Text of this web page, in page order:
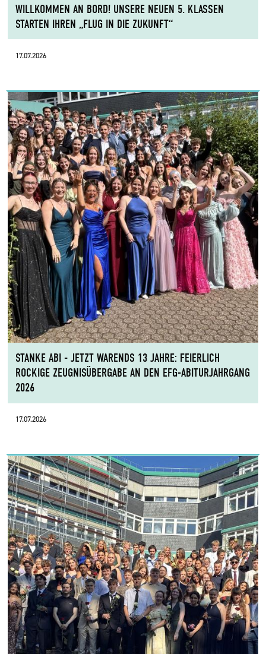
WILLKOMMEN AN BORD! UNSERE NEUEN 5. KLASSEN
STARTEN IHREN „FLUG IN DIE ZUKUNFT“
17.07.2026
STANKE ABI - JETZT WARENDS 13 JAHRE: FEIERLICH
ROCKIGE ZEUGNISÜBERGABE AN DEN EFG-ABITURJAHRGANG
2026
17.07.2026